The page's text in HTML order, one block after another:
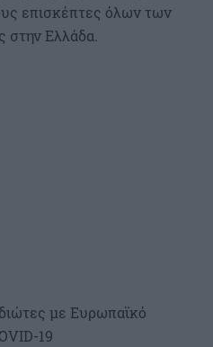
επισκέπτες όλων των
στην Ελλάδα.
με Ευρωπαϊκό
19